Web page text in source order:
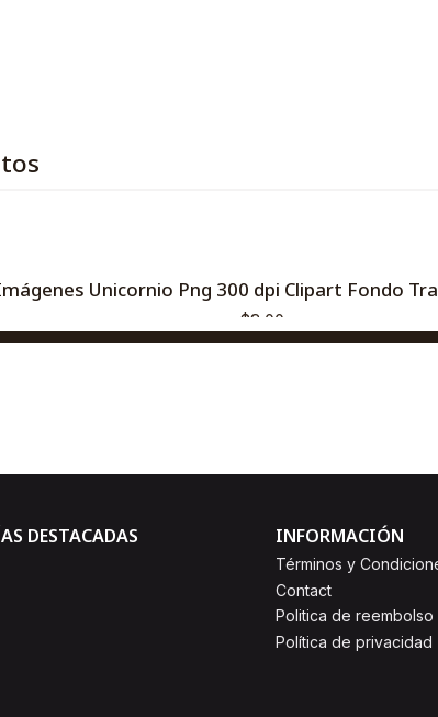
Unicornio Png 300 dpi Clipart Fondo
$3,00
DESTACADAS INFORMACIÓN
Términos y
Contact
Politica de reembolso
Política de privacidad